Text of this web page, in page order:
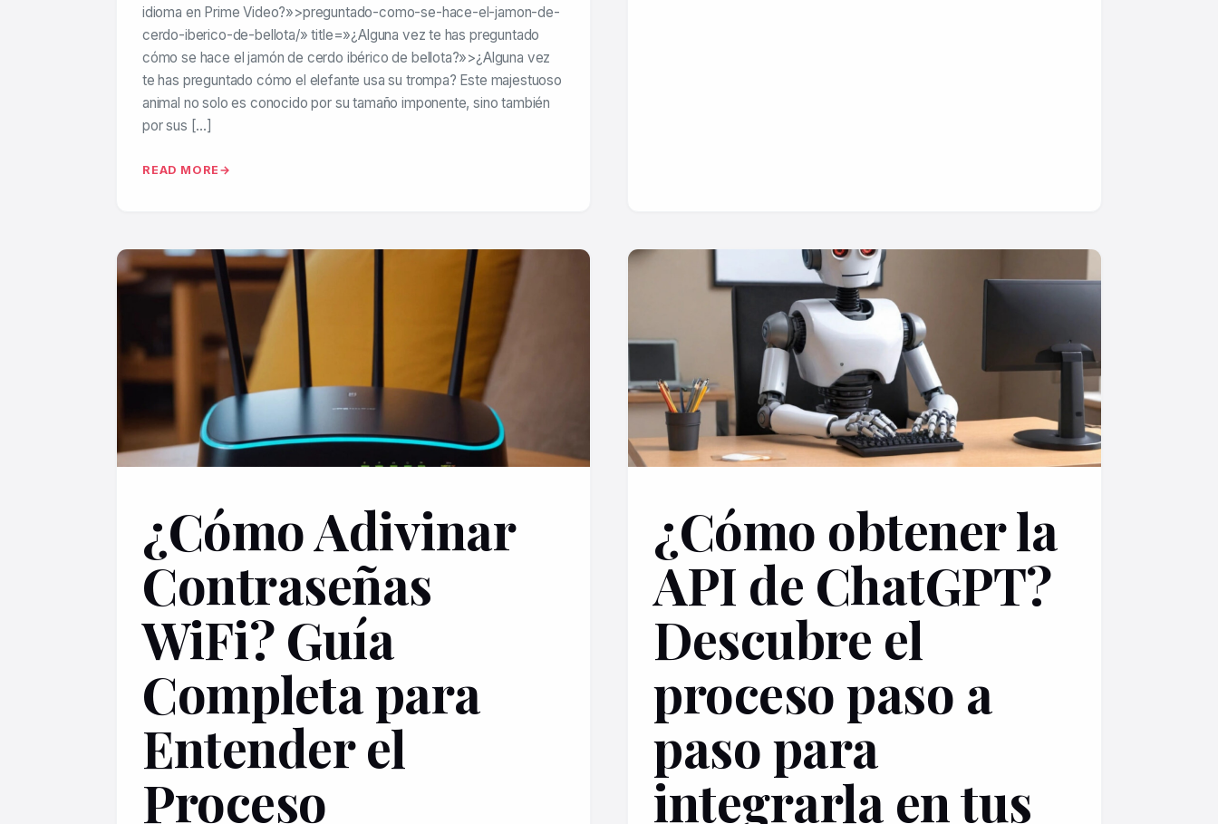
idioma en Prime Video?»>preguntado-como-se-hace-el-jamon-de-
cerdo-iberico-de-bellota/» title=»¿Alguna vez te has preguntado
cómo se hace el jamón de cerdo ibérico de bellota?»>¿Alguna vez
te has preguntado cómo el elefante usa su trompa? Este majestuoso
animal no solo es conocido por su tamaño imponente, sino también
por sus […]
READ MORE
¿Cómo Adivinar
Contraseñas
WiFi? Guía
Completa para
Entender el
Proceso
¿Cómo obtener la
API de ChatGPT?
Descubre el
proceso paso a
paso para
integrarla en tus